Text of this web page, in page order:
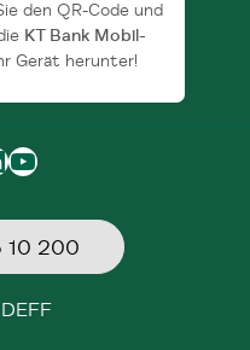
den QR-Code und
KT Bank Mobil-
Gerät herunter!
YouTube
10 200